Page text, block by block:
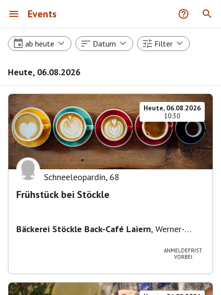
Events
ab heute Datum Filter
Heute, 06.08.2026
Heute, 06.08.2026
10:30
Schneeleopardin, 68
Frühstück bei Stöckle
Bäckerei Stöckle Back-Café Laiern, Werner-
ANMELDEFRIST
VORBEI